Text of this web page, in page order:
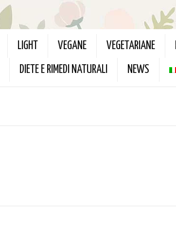
LIGHT VEGANE VEGETARIANE
DIETE E RIMEDI NATURALI NEWS